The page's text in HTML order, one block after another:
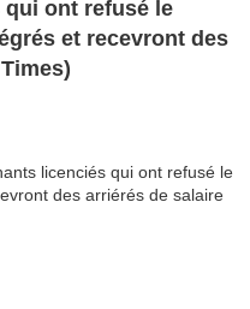
ont refusé le
et recevront des